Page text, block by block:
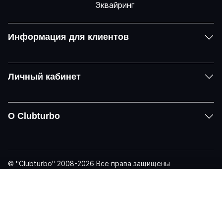
Информация для клиентов
Личный кабинет
О Clubturbo
© "Clubturbo" 2008-2026 Все права защищены